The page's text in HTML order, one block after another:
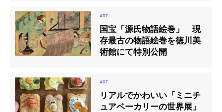
国宝「源氏物語絵巻」 現
存最古の物語絵巻を徳川美
術館にて特別公開
リアルでかわいい「ミニチ
ュアベーカリーの世界展」